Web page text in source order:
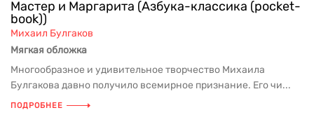
Мастер и Маргарита (Азбука-классика (pocket-
book))
Михаил Булгаков
Мягкая обложка
Многообразное и удивительное творчество Михаила
Булгакова давно получило всемирное признание. Его чи...
ПОДРОБНЕЕ